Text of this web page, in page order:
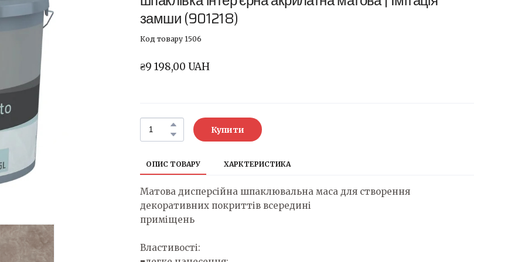
замши(901218)
Код товару 1506
₴9 198,00 UAH
Купити
ОПИС ТОВАРУ ХАРКТЕРИСТИКА
Матова дисперсійна шпаклювальна маса для створення
декоративних покриттів всередині
приміщень
Властивості: